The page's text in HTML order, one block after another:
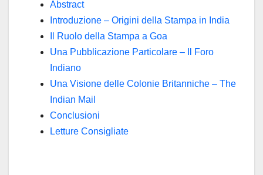
Abstract
Introduzione – Origini della Stampa in India
Il Ruolo della Stampa a Goa
Una Pubblicazione Particolare – Il Foro
Indiano
Una Visione delle Colonie Britanniche – The
Indian Mail
Conclusioni
Letture Consigliate